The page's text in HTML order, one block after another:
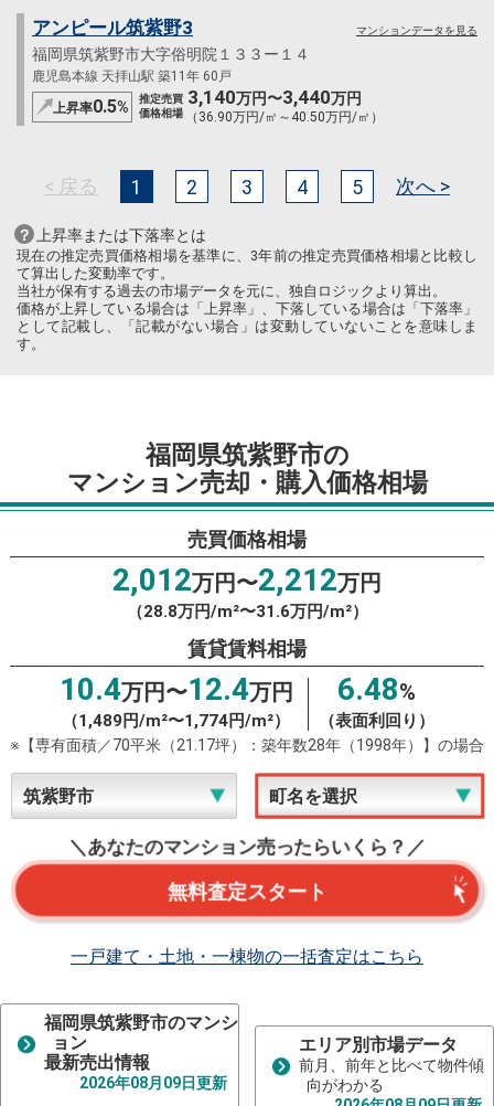
アンピール筑紫野3
福岡県筑紫野市大字俗明院１３３ー１４
鹿児島本線 天拝山駅 築11年 60戸
上昇率0.5%
推定売買
価格相場
3,140万円〜3,440万円
（36.90万円/㎡～40.50万円/㎡）
マンションデータを見る
< 戻る 1 2 3 4 5 次へ >
上昇率または下落率とは
現在の推定売買価格相場を基準に、3年前の推定売買価格相場と比較し
て算出した変動率です。
当社が保有する過去の市場データを元に、独自ロジックより算出。
価格が上昇している場合は「上昇率」、下落している場合は「下落率」
として記載し、「記載がない場合」は変動していないことを意味しま
す。
福岡県筑紫野市の
マンション売却・購入価格相場
売買価格相場
2,012万円〜2,212万円
（28.8万円/m²〜31.6万円/m²）
賃貸賃料相場
10.4万円〜12.4万円
（1,489円/m²〜1,774円/m²）
6.48%
（表面利回り）
※【専有面積／70平米（21.17坪）：築年数28年（1998年）】の場合
＼あなたのマンション売ったらいくら？／
無料査定スタート
一戸建て・土地・一棟物の一括査定はこちら
福岡県筑紫野市のマンシ
ョン
最新売出情報
2026年08月09日更新
エリア別市場データ
前月、前年と比べて物件傾
向がわかる